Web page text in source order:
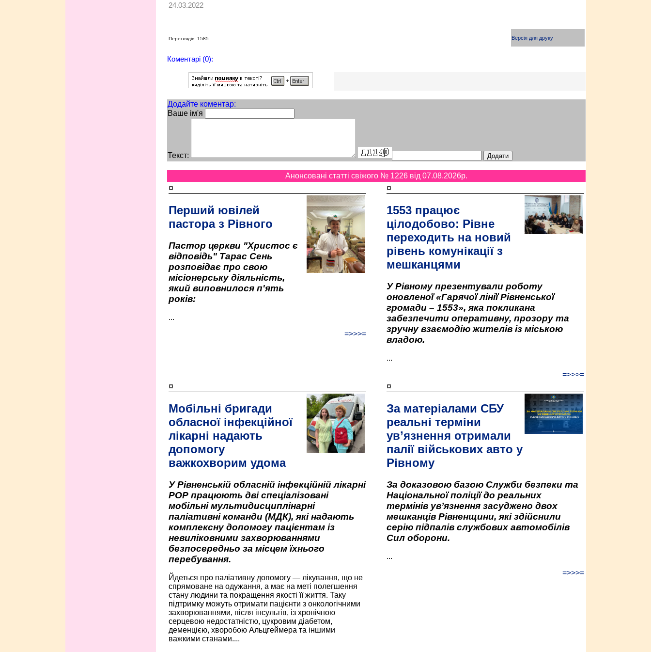
24.03.2022
Переглядів: 1585 Версія для друку
Коментарі (0):
Додайте коментар:
Ваше ім'я
Текст:
Анонсовані статті свіжого № 1226 від 07.08.2026p.
¤
Перший ювілей
пастора з Рівного
Пастор церкви "Христос є
відповідь" Тарас Сень
розповідає про свою
місіонерську діяльність,
який виповнилося п'ять
років:
...
=>>>=
¤
1553 працює
цілодобово: Рівне
переходить на новий
рівень комунікації з
мешканцями
У Рівному презентували роботу
оновленої «Гарячої лінії Рівненської
громади – 1553», яка покликана
забезпечити оперативну, прозору та
зручну взаємодію жителів із міською
владою.
...
=>>>=
¤
Мобільні бригади
обласної інфекційної
лікарні надають
допомогу
важкохворим удома
У Рівненській обласній інфекційній лікарні
РОР працюють дві спеціалізовані
мобільні мультидисциплінарні
паліативні команди (МДК), які надають
комплексну допомогу пацієнтам із
невиліковними захворюваннями
безпосередньо за місцем їхнього
перебування.
Йдеться про паліативну допомогу — лікування, що не
спрямоване на одужання, а має на меті полегшення
стану людини та покращення якості її життя. Таку
підтримку можуть отримати пацієнти з онкологічними
захворюваннями, після інсультів, із хронічною
серцевою недостатністю, цукровим діабетом,
деменцією, хворобою Альцгеймера та іншими
важкими станами....
¤
За матеріалами СБУ
реальні терміни
ув’язнення отримали
палії військових авто у
Рівному
За доказовою базою Служби безпеки та
Національної поліції до реальних
термінів ув’язнення засуджено двох
мешканців Рівненщини, які здійснили
серію підпалів службових автомобілів
Сил оборони.
...
=>>>=